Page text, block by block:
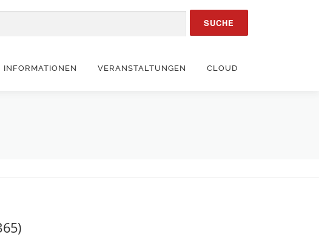
INFORMATIONEN VERANSTALTUNGEN CLOUD